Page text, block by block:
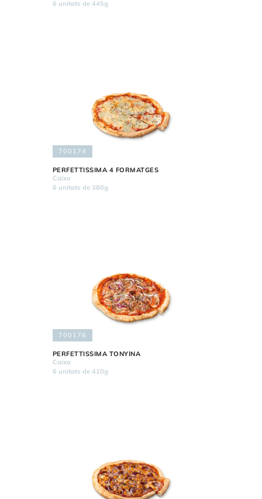
6 unitats de 445g
700174
PERFETTISSIMA 4 FORMATGES
Caixa
6 unitats de 380g
700176
PERFETTISSIMA TONYINA
Caixa
6 unitats de 410g